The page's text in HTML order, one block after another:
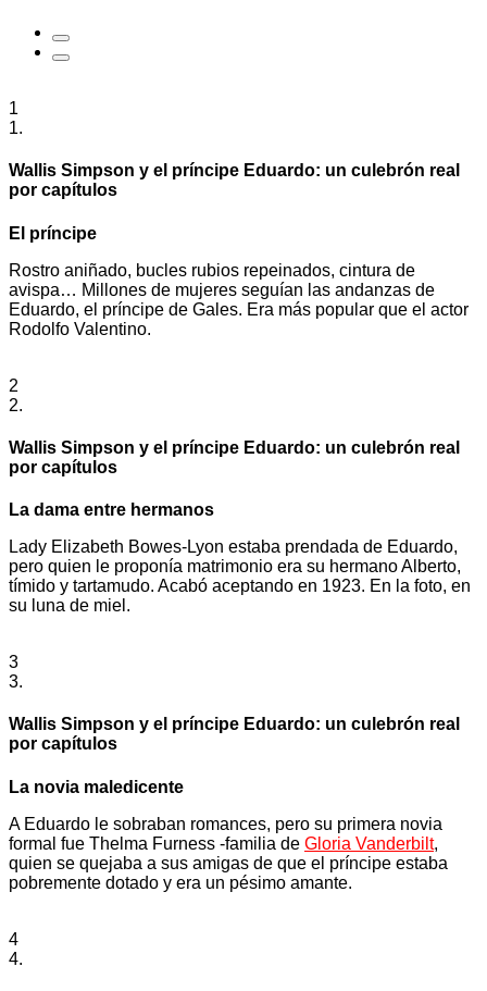
1
1.
Wallis Simpson y el príncipe Eduardo: un culebrón real
por capítulos
El príncipe
Rostro aniñado, bucles rubios repeinados, cintura de
avispa… Millones de mujeres seguían las andanzas de
Eduardo, el príncipe de Gales. Era más popular que el actor
Rodolfo Valentino.
2
2.
Wallis Simpson y el príncipe Eduardo: un culebrón real
por capítulos
La dama entre hermanos
Lady Elizabeth Bowes-Lyon estaba prendada de Eduardo,
pero quien le proponía matrimonio era su hermano Alberto,
tímido y tartamudo. Acabó aceptando en 1923. En la foto, en
su luna de miel.
3
3.
Wallis Simpson y el príncipe Eduardo: un culebrón real
por capítulos
La novia maledicente
A Eduardo le sobraban romances, pero su primera novia
formal fue Thelma Furness -familia de Gloria Vanderbilt,
quien se quejaba a sus amigas de que el príncipe estaba
pobremente dotado y era un pésimo amante.
4
4.